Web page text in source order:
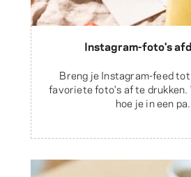
Instagram-foto's
Breng je Instagram-feed
favoriete foto's af te drukken.
hoe je in een